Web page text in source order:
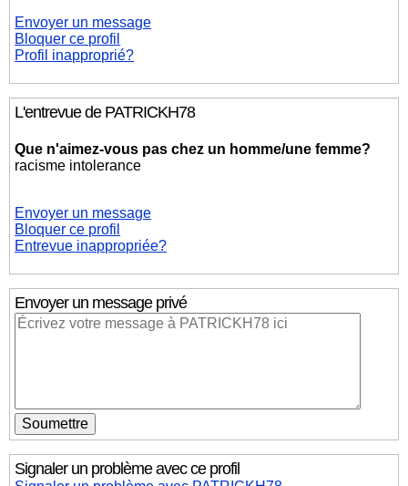
Envoyer un message
Bloquer ce profil
Profil inapproprié?
L'entrevue de PATRICKH78
Que n'aimez-vous pas chez un homme/une femme?
racisme intolerance
Envoyer un message
Bloquer ce profil
Entrevue inappropriée?
Envoyer un message privé
Signaler un problème avec ce profil